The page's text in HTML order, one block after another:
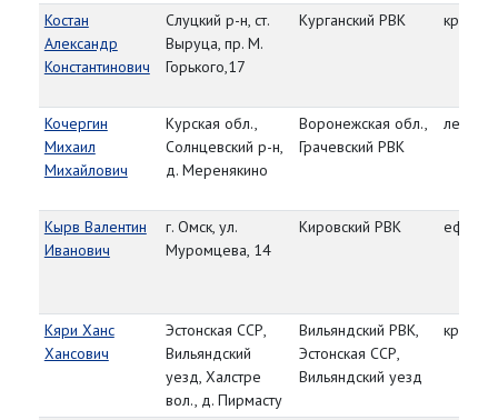
Костан
Александр
Константинович
Слуцкий р-н, ст.
Выруца, пр. М.
Горького,17
Курганский РВК
Кочергин
Михаил
Михайлович
Курская обл.,
Солнцевский р-н,
д. Меренякино
Воронежская обл.,
Грачевский РВК
Кырв Валентин
Иванович
г. Омск, ул.
Муромцева, 14
Кировский РВК
Кяри Ханс
Хансович
Эстонская ССР,
Вильяндский
уезд, Халстре
вол., д. Пирмасту
Вильяндский РВК,
Эстонская ССР,
Вильяндский уезд